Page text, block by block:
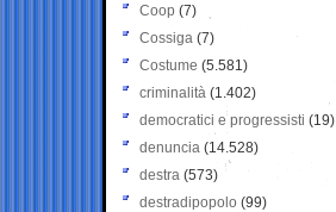
Coop (7)
Cossiga (7)
Costume (5.581)
criminalità (1.402)
democratici e progressisti (19)
denuncia (14.528)
destra (573)
destradipopolo (99)